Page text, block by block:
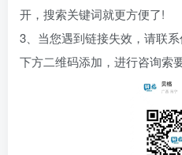
开，搜索关键词就更方便了!
3、当您遇到链接失效，请联
下方二维码添加，进行咨询索要